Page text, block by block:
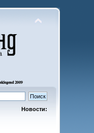
Новости: